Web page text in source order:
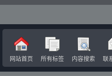
网站首页 所有标签 内容搜索 联